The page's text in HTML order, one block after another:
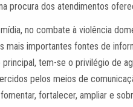
procura dos atendimentos
no combate à violência
mais importantes fontes de
principal, tem-se o privilégio de
pelos meios de
fortalecer, ampliar e